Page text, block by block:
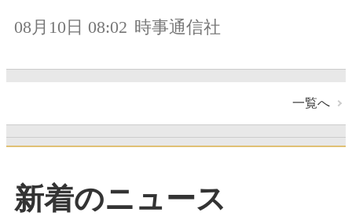
08月10日 08:02 時事通信社
一覧へ
新着のニュース